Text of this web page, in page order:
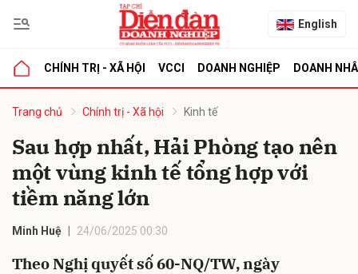
English
CHÍNH TRỊ - XÃ HỘI VCCI DOANH NGHIỆP DOANH
Trang chủ Chính trị - Xã hội Kinh tế
Sau hợp nhất, Hải Phòng tạo nên
một vùng kinh tế tổng hợp với
tiềm năng lớn
Minh Huệ 24/06/2025 00:30
Theo Nghị quyết số 60-NQ/TW, ngày
luận
Hủy